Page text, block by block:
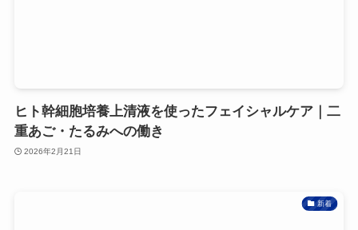
ヒト幹細胞培養上清液を使ったフェイシャルケア｜二
重あご・たるみへの働き
2026年2月21日
新着